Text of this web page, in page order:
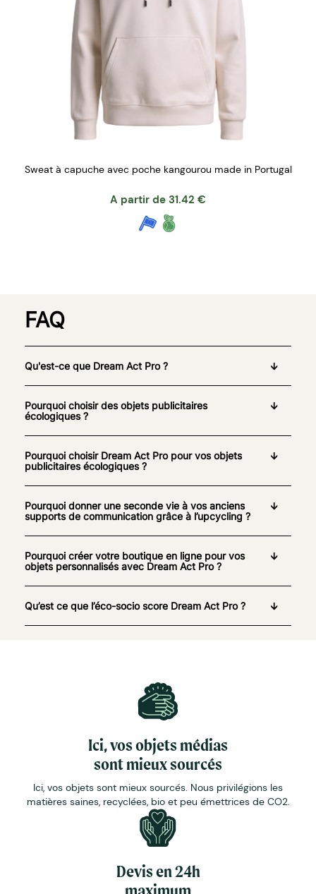
Sweat à capuche avec poche kangourou made in Portugal
A partir de 31.42 €
FAQ
Qu'est-ce que Dream Act Pro ?
Pourquoi choisir des objets publicitaires
écologiques ?
Pourquoi choisir Dream Act Pro pour vos objets
publicitaires écologiques ?
Pourquoi donner une seconde vie à vos anciens
supports de communication grâce à l’upcycling ?
Pourquoi créer votre boutique en ligne pour vos
objets personnalisés avec Dream Act Pro ?
Qu’est ce que l’éco-socio score Dream Act Pro ?
Ici, vos objets médias
sont mieux sourcés
Ici, vos objets sont mieux sourcés. Nous privilégions les
matières saines, recyclées, bio et peu émettrices de CO2.
Devis en 24h
maximum